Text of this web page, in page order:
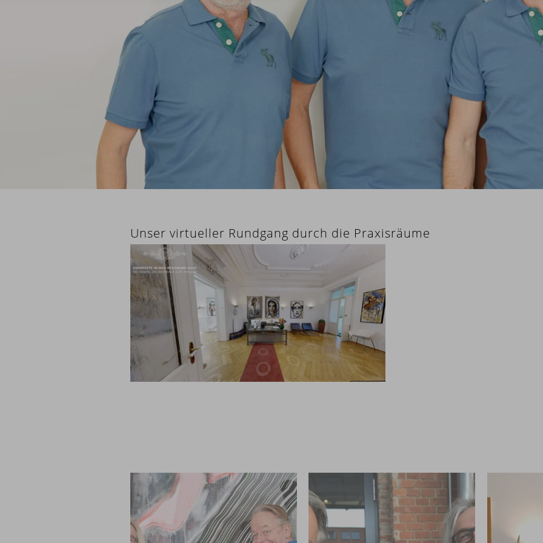
Unser virtueller Rundgang durch die Praxisräume